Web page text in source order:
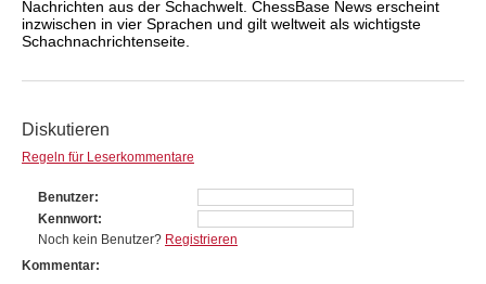
Nachrichten aus der Schachwelt. ChessBase News erscheint
inzwischen in vier Sprachen und gilt weltweit als wichtigste
Schachnachrichtenseite.
Diskutieren
Regeln für Leserkommentare
Benutzer
Kennwort
Noch kein Benutzer? Registrieren
Kommentar